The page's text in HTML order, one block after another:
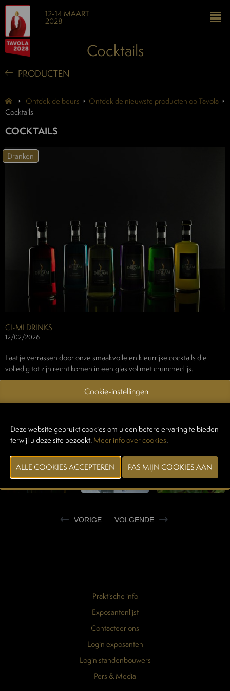
12-14 MAART
2028
Cocktails
PRODUCTEN
Ontdek de beurs
Ontdek de nieuwste producten op Tavola
Cocktails
COCKTAILS
Dranken
CI-MI DRINKS
12/02/2026
Laat je verrassen door onze smaakvolle en kleurrijke cocktails die
volledig tot zijn recht komen in een glas vol met crunched ijs.
CONTACTEER EXPOSANT
VORIGE VOLGENDE
Praktische info
Exposantenlijst
Contacteer ons
Login exposanten
Login standenbouwers
Pers & Media
Cookie-instellingen
Deze website gebruikt cookies om u een betere ervaring te bieden
terwijl u deze site bezoekt.Meer info over cookies.